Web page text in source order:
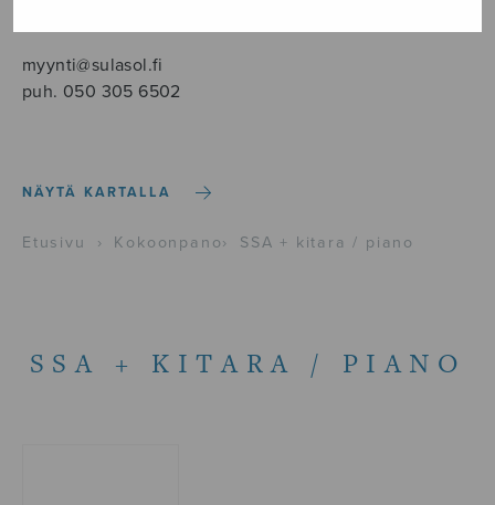
myynti@sulasol.fi
puh. 050 305 6502
NÄYTÄ KARTALLA
Etusivu › Kokoonpano› SSA + kitara / piano
SSA + KITARA / PIANO